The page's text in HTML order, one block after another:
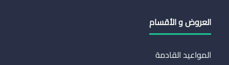
العروض و الأقسام
المواعيد القادمة